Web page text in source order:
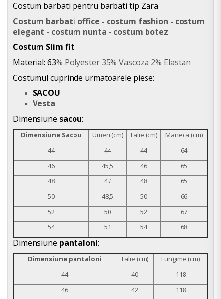
Costum barbati pentru barbati tip Zara
Costum barbati office - costum fashion - costum
elegant - costum nunta - costum botez
Costum Slim fit
Material: 63% Polyester 35% Vascoza 2% Elastan
Costumul cuprinde urmatoarele piese:
SACOU
Vesta
Dimensiune sacou:
Dimensiune Sacou Umeri (cm) Talie (cm)
Maneca (cm)
44
44 44
64
46
45,5 46
65
48
47 48
65
50
48,5 50
66
52
50 52
67
54
51 54 68
Dimensiune pantaloni:
Dimensiune pantaloni Talie (cm)
Lungime (cm)
44
40
118
46
42
118